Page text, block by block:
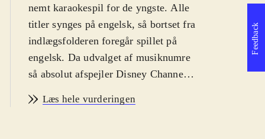
nemt karaokespil for de yngste. Alle
titler synges på engelsk, så bortset fra
indlægsfolderen foregår spillet på
engelsk. Da udvalget af musiknumre
så absolut afspejler Disney Channel's
udelukkende sange med appel til de
Læs hele vurderingen
Feedback